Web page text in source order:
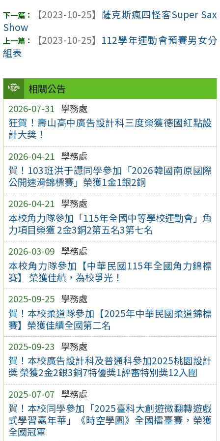
相關公告
2026-07-31 學務處
狂賀！壽山高中廣告設計科三度榮獲德國紅點設
計大獎！
2026-04-21 學務處
賀！103班洪于譿同學參加「2026韓國南原國際
公開速滑錦標賽」榮獲1金1銀2銅
2026-04-21 學務處
本校角力隊參加「115年全國中等學校運動會」角
力項目榮獲 2金3銅2第五名3第七名
2026-03-09 學務處
本校角力隊參加【中華民國115年全國角力錦標
賽】 榮獲佳績，為校爭光！
2025-09-25 學務處
賀！本校柔道隊參加【2025年中華民國柔道錦標
賽】榮獲佳績全國第二名
2025-09-23 學務處
賀！本校廣告設計科及普通科參加2025桃園設計
獎 榮獲2金2銀3銅7特優獎1評審特別獎12入圍
2025-07-07 學務處
賀！本校同學參加「2025臺科大創遊微翻轉遊戲
式學習嘉年華」《時空學園》全國擂臺賽，榮獲
全國冠軍
【2023-10-25】 薩克斯瘋四怪客Super Sax
Show
【2023-10-25】 112學年運動會預賽男女分
組表